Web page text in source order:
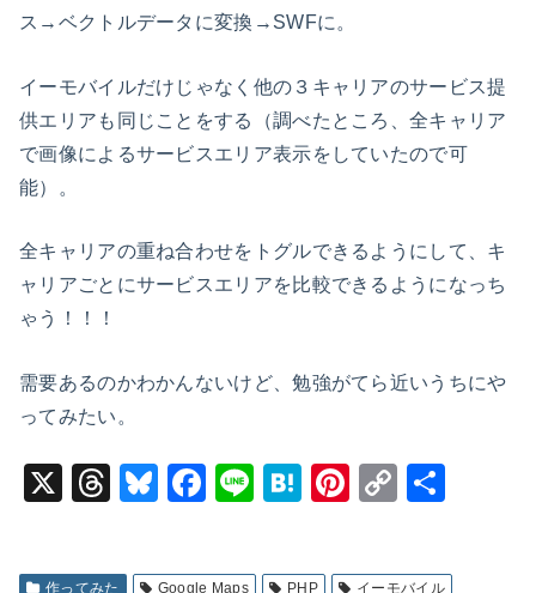
ス→ベクトルデータに変換→SWFに。
イーモバイルだけじゃなく他の３キャリアのサービス提
供エリアも同じことをする（調べたところ、全キャリア
で画像によるサービスエリア表示をしていたので可
能）。
全キャリアの重ね合わせをトグルできるようにして、キ
ャリアごとにサービスエリアを比較できるようになっち
ゃう！！！
需要あるのかわかんないけど、勉強がてら近いうちにや
ってみたい。
X
T
Bl
F
Li
H
Pi
C
作ってみた Google Maps PHP イーモバイル